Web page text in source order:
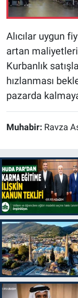
Alıcılar uygun
artan maliyetleri
Kurbanlık
hızlanması
pazarda
Muhabir: Ravza